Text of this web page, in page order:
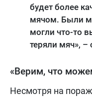
будет более
мячом. Были
могли что-то
теряли мяч», –
«Верим, что
Несмотря на